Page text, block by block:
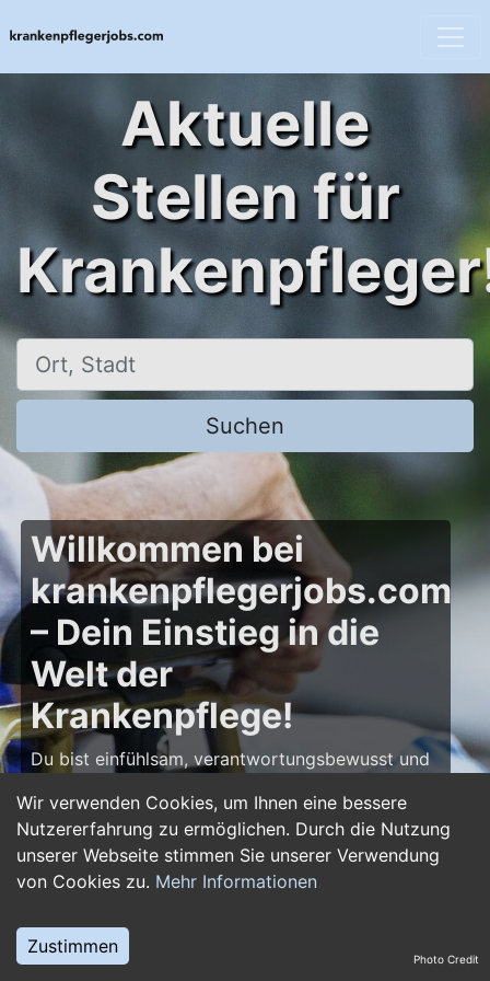
Wir verwenden Cookies, um Ihnen eine bessere
Nutzererfahrung zu ermöglichen. Durch die Nutzung
unserer Webseite stimmen Sie unserer Verwendung
von Cookies zu. Mehr Informationen
Zustimmen
Aktuelle
Stellen für
Ort, Stadt
Suchen
Willkommen bei
krankenpflegerjobs.com
– Dein Einstieg in die
Welt der
Krankenpflege!
Du bist einfühlsam, verantwortungsbewusst und
Beruf machen? Dann bist du auf
krankenpflegerjobs.comgenau richtig! Hier
findest du zahlreiche Stellenangebote,
Ausbildungsplätze und Jobs im Bereich
Krankenpflegern über Pflegefachassistenten bis
hin zu Leitungsposten in Kliniken und
Photo Credit